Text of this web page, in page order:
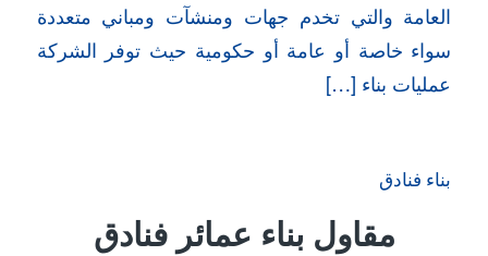
العامة والتي تخدم جهات ومنشآت ومباني متعددة
سواء خاصة أو عامة أو حكومية حيث توفر الشركة
عمليات بناء […]
بناء فنادق
مقاول بناء عمائر فنادق